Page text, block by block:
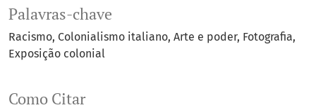
Palavras-chave
Racismo Colonialismo italiano Arte e poder Fotografia
Exposição colonial
Como Citar